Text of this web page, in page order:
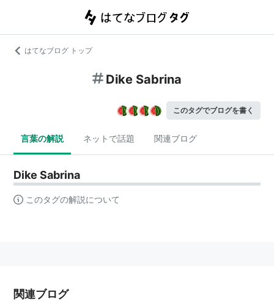
はてなブログ トップ
Dike Sabrina
このタグでブログを書く
言葉の解説 ネットで話題 関連ブログ
Dike Sabrina
このタグの解説について
関連ブログ